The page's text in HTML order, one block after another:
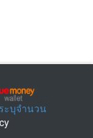
ระบุจำนวน